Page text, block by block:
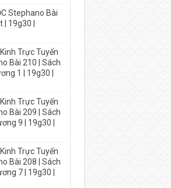
Stephano Bài
19g30 |
Trực Tuyến
Bài 210 | Sách
1 | 19g30 |
Trực Tuyến
Bài 209 | Sách
9 | 19g30 |
Trực Tuyến
Bài 208 | Sách
7 | 19g30 |